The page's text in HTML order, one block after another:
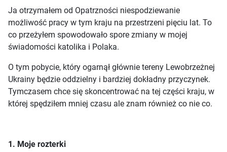
Ja otrzymałem od Opatrzności niespodziewanie
możliwość pracy w tym kraju na przestrzeni pięciu lat. To
co przeżyłem spowodowało spore zmiany w mojej
świadomości katolika i Polaka.
O tym pobycie, który ogarnął głównie tereny Lewobrzeżnej
Ukrainy będzie oddzielny i bardziej dokładny przyczynek.
Tymczasem chce się skoncentrować na tej części kraju, w
której spędziłem mniej czasu ale znam również co nie co.
1. Moje rozterki